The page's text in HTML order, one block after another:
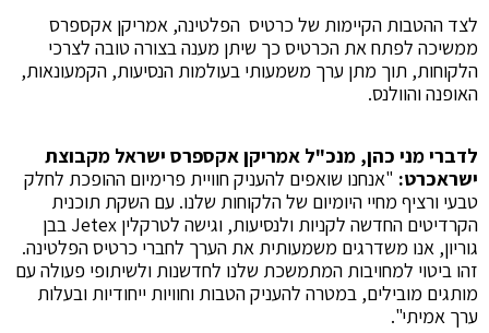
לצד ההטבות הקיימות של כרטיס הפלטינה, אמריקן אקספרס
ממשיכה לפתח את הכרטיס כך שיתן מענה בצורה טובה לצרכי
הלקוחות, תוך מתן ערך משמעותי בעולמות הנסיעות, הקמעונאות,
האופנה והוולנס.
לדברי מני כהן, מנכ"ל אמריקן אקספרס ישראל מקבוצת
ישראכרט: "אנחנו שואפים להעניק חוויית פרימיום ההופכת לחלק
טבעי ורציף מחיי היומיום של הלקוחות שלנו. עם השקת תוכנית
הקרדיטים החדשה לקניות ולנסיעות, וגישה לטרקלין Jetex בבן
גוריון, אנו משדרגים משמעותית את הערך לחברי כרטיס הפלטינה.
זהו ביטוי למחויבות המתמשכת שלנו לחדשנות ולשיתופי פעולה עם
מותגים מובילים, במטרה להעניק הטבות וחוויות ייחודיות ובעלות
ערך אמיתי".